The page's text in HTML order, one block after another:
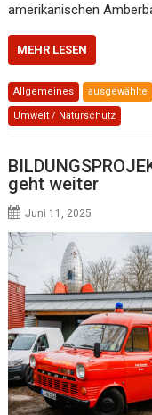
amerikanischen
MEHR LESEN
Allgemeines ausgewählte
Umwelt / Naturschutz
geht weiter
Juni 11, 2025